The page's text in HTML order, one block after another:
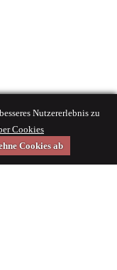
Nutzererlebnis zu
Cookies
Cookies ab